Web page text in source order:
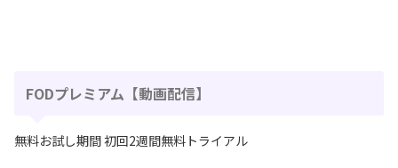
FODプレミアム【動画配信】
無料お試し期間 初回2週間無料トライアル